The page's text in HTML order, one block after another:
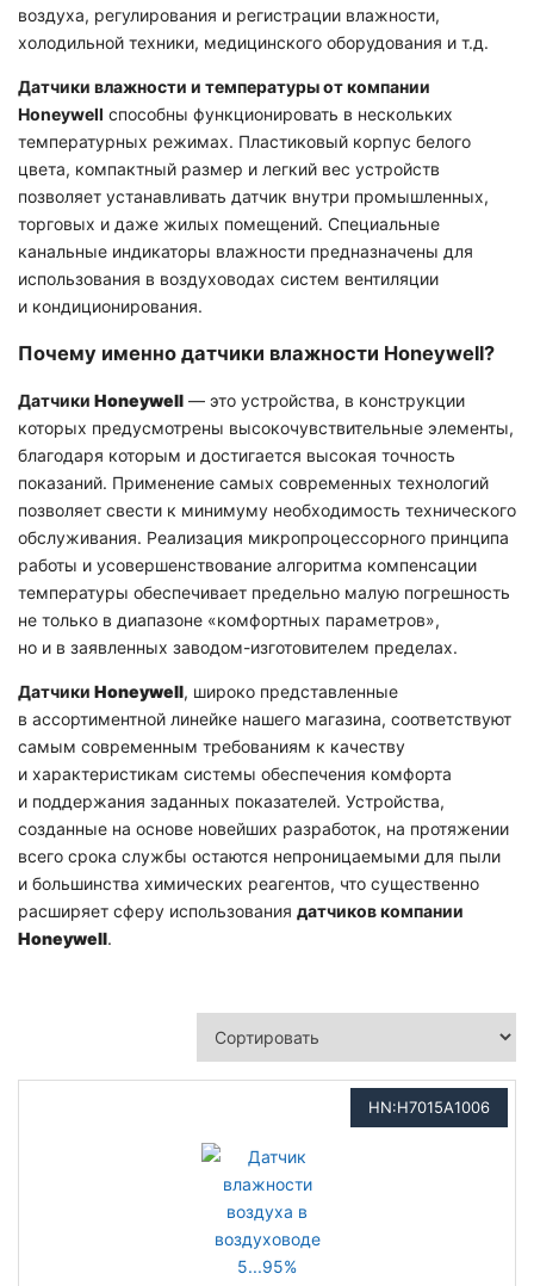
воздуха, регулирования и регистрации влажности,
холодильной техники, медицинского оборудования и т.д.
Датчики влажности и температуры от компании
Honeywell способны функционировать в нескольких
температурных режимах. Пластиковый корпус белого
цвета, компактный размер и легкий вес устройств
позволяет устанавливать датчик внутри промышленных,
торговых и даже жилых помещений. Специальные
канальные индикаторы влажности предназначены для
использования в воздуховодах систем вентиляции
и кондиционирования.
Почему именно датчики влажности Honeywell?
Датчики Honeywell — это устройства, в конструкции
которых предусмотрены высокочувствительные элементы,
благодаря которым и достигается высокая точность
показаний. Применение самых современных технологий
позволяет свести к минимуму необходимость технического
обслуживания. Реализация микропроцессорного принципа
работы и усовершенствование алгоритма компенсации
температуры обеспечивает предельно малую погрешность
не только в диапазоне «комфортных параметров»,
но и в заявленных заводом-изготовителем пределах.
Датчики Honeywell, широко представленные
в ассортиментной линейке нашего магазина, соответствуют
самым современным требованиям к качеству
и характеристикам системы обеспечения комфорта
и поддержания заданных показателей. Устройства,
созданные на основе новейших разработок, на протяжении
всего срока службы остаются непроницаемыми для пыли
и большинства химических реагентов, что существенно
расширяет сферу использования датчиков компании
Honeywell.
HN:H7015A1006